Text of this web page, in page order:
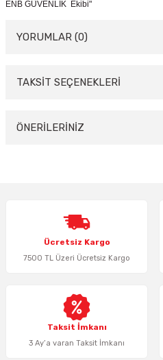
ENB GÜVENLİK Ekibi"
YORUMLAR (0)
Bu ürüne ilk
TAKSİT SEÇENEKLERİ
ÖNERİLERİNİZ
Ürün resmi kalitesiz, bozuk veya
Ürün açıklamasında eksik bilgiler
Ürün bilgilerinde hatalar bulunuyor.
Bu ürüne benzer farklı alternatifler
Ücretsiz Kargo
7500 TL Üzeri Ücretsiz Kargo
Taksit İmkanı
3 Ay’a varan Taksit İmkanı